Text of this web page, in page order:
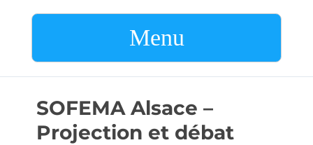
Menu
SOFEMA Alsace –
Projection et débat